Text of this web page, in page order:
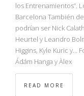
los Entrenamientos”.
Barcelona También
podrían ser Nick
Heurtel y Leandro
Higgins, Kyle Kuric y…
Ádám Hanga y Àlex
READ MORE